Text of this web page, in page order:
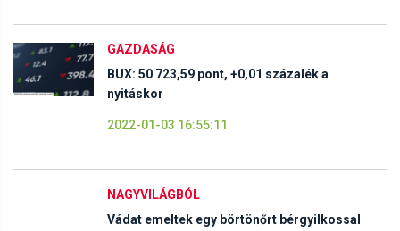
GAZDASÁG
BUX: 50 723,59 pont, +0,01 százalék a
nyitáskor
2022-01-03 16:55:11
NAGYVILÁGBÓL
Vádat emeltek egy börtönőrt bérgyilkossal